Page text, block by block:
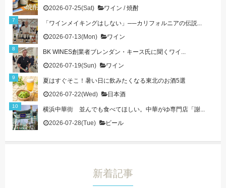
2026-07-25(Sat)
ワイン /焼酎
「ワインメイキングはしない」──カリフォルニアの伝説...
2026-07-13(Mon)
ワイン
BK WINES創業者ブレンダン・キース氏に聞くワイ...
2026-07-19(Sun)
ワイン
夏はすぐそこ！暑い日に飲みたくなる東北のお酒5選
2026-07-22(Wed)
日本酒
横浜中華街 並んでも食べてほしい。中華がゆ専門店「謝...
2026-07-28(Tue)
ビール
新着記事